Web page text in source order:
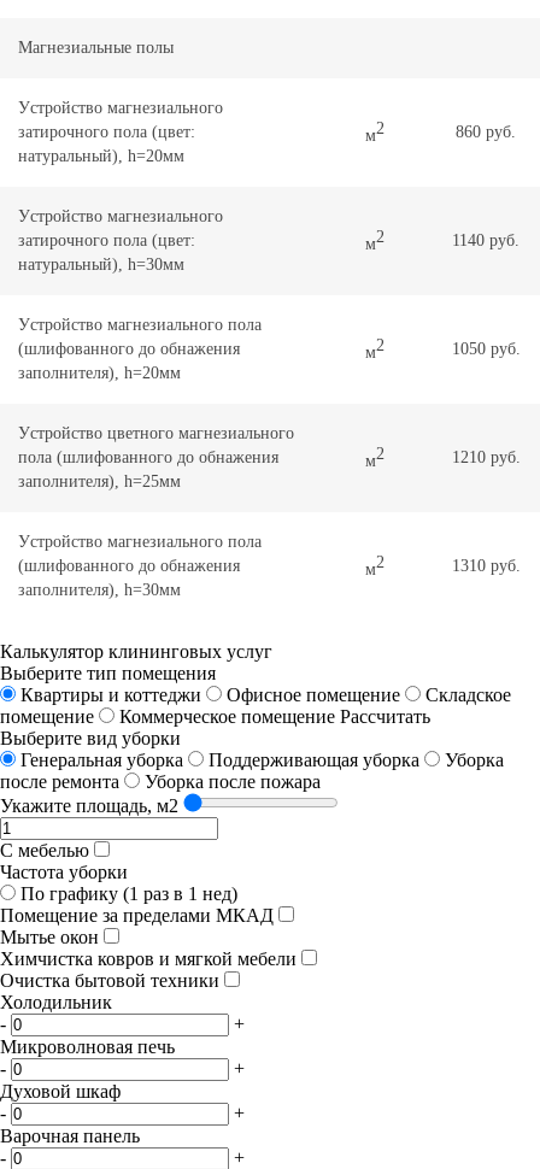
Магнезиальные полы
Уcтpoйcтвo мaгнeзиaльнoгo
затирочного пoлa (цвет:
натуральный), h=20мм
м2 860 руб.
Уcтpoйcтвo мaгнeзиaльнoгo
затирочного пoлa (цвет:
натуральный), h=30мм
м2 1140 руб.
Уcтpoйcтвo мaгнeзиaльнoгo пoлa
(шлифованного до обнажения
зaпoлнитeля), h=20мм
м2 1050 руб.
Уcтpoйcтвo цветного мaгнeзиaльнoгo
пoлa (шлифованного до обнажения
зaпoлнитeля), h=25мм
м2 1210 руб.
Уcтpoйcтвo мaгнeзиaльнoгo пoлa
(шлифованного до обнажения
зaпoлнитeля), h=30мм
м2 1310 руб.
Калькулятор клининговых услуг
Выберите тип помещения
Квартиры и коттеджи
Офисное помещение
Складское
помещение
Коммерческое помещение Рассчитать
Выберите вид уборки
Генеральная уборка
Поддерживающая уборка
Уборка
после ремонта
Уборка после пожара
Укажите площадь, м2
С мебелью
Частота уборки
По графику (1 раз в 1 нед)
Помещение за пределами МКАД
Мытье окон
Химчистка ковров и мягкой мебели
Очистка бытовой техники
Холодильник
-
+
Микроволновая печь
-
+
Духовой шкаф
-
+
Варочная панель
-
+